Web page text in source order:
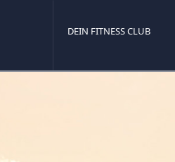
DEIN FITNESS CLUB